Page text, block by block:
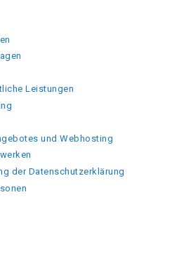
Leistungen
und Webhosting
der Datenschutzerklärung